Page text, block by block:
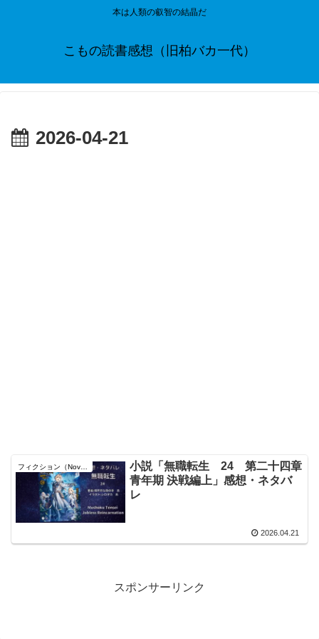
本は人類の叡智の結晶だ
こもの読書感想（旧柏バカ一代）
2026-04-21
フィクション（Novel）
小説「無職転生 24 第二十四章
青年期 決戦編上」感想・ネタバ
レ
2026.04.21
スポンサーリンク